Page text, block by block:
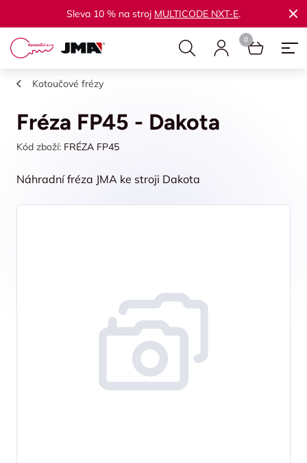
Sleva 10 % na stroj MULTICODE NXT-E.
Kotoučové frézy
Fréza FP45 - Dakota
Kód zboží: FRÉZA FP45
Náhradní fréza JMA ke stroji Dakota